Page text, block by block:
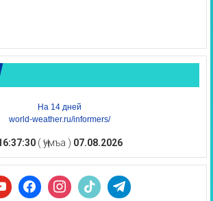
На 14 дней
world-weather.ru/informers/
( Ҷумъа ) 07.08.2026